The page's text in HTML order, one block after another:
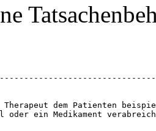
Therapeut dem Patienten
oder ein Medikament